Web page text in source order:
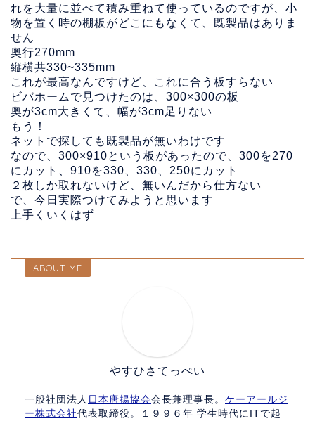
れを大量に並べて積み重ねて使っているのですが、小
物を置く時の棚板がどこにもなくて、既製品はありま
せん
奥行270mm
縦横共330~335mm
これが最高なんですけど、これに合う板すらない
ビバホームで見つけたのは、300×300の板
奥が3cm大きくて、幅が3cm足りない
もう！
ネットで探しても既製品が無いわけです
なので、300×910という板があったので、300を270
にカット、910を330、330、250にカット
２枚しか取れないけど、無いんだから仕方ない
で、今日実際つけてみようと思います
上手くいくはず
ABOUT ME
やすひさてっぺい
一般社団法人 日本唐揚協会会長兼理事長。 ケーアールジ
ー株式会社代表取締役。１９９６年 学生時代にITで起